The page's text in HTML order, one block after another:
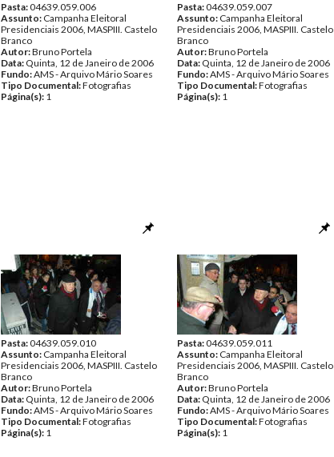
Pasta:04639.059.006
Assunto: Campanha Eleitoral
Presidenciais 2006, MASPIII. Castelo
Branco
Autor:Bruno Portela
Data: Quinta, 12 de Janeiro de 2006
Fundo:AMS - Arquivo Mário Soares
Tipo Documental:Fotografias
Página(s): 1
Pasta:04639.059.007
Assunto: Campanha Eleitoral
Presidenciais 2006, MASPIII. Castelo
Branco
Autor:Bruno Portela
Data: Quinta, 12 de Janeiro de 2006
Fundo:AMS - Arquivo Mário Soares
Tipo Documental:Fotografias
Página(s): 1
Pasta:04639.059.010
Assunto: Campanha Eleitoral
Presidenciais 2006, MASPIII. Castelo
Branco
Autor:Bruno Portela
Data: Quinta, 12 de Janeiro de 2006
Fundo:AMS - Arquivo Mário Soares
Tipo Documental:Fotografias
Página(s): 1
Pasta:04639.059.011
Assunto: Campanha Eleitoral
Presidenciais 2006, MASPIII. Castelo
Branco
Autor:Bruno Portela
Data: Quinta, 12 de Janeiro de 2006
Fundo:AMS - Arquivo Mário Soares
Tipo Documental:Fotografias
Página(s): 1